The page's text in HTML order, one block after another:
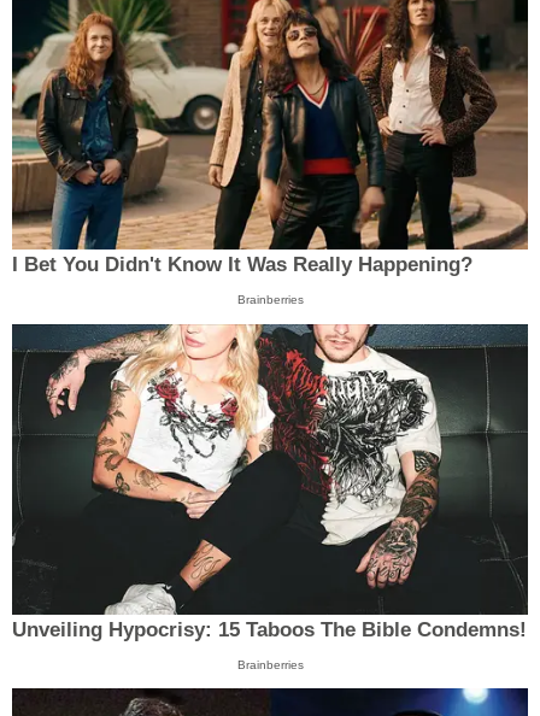
I Bet You Didn't Know It Was Really Happening?
Brainberries
Unveiling Hypocrisy: 15 Taboos The Bible Condemns!
Brainberries